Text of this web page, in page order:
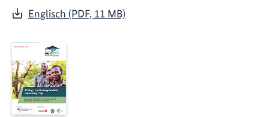
Englisch (PDF, 11 MB)